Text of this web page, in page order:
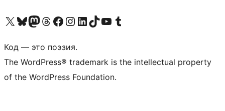
Посетите нас в X (ранее Twitter)
Посетите нашу учётную запись в Bluesky
Посетите нашу ленту в Mastodon
Посетите нашу учётную запись в Threads
Посетите нашу страницу на Facebook
Посетите наш Instagram
Посетите нашу страницу в LinkedIn
Посетите нашу учётную запись в TikTok
Посетите наш канал YouTube
Посетите нашу учётную запись в Tumblr
Код — это поэзия.
The WordPress® trademark is the intellectual property
of the WordPress Foundation.